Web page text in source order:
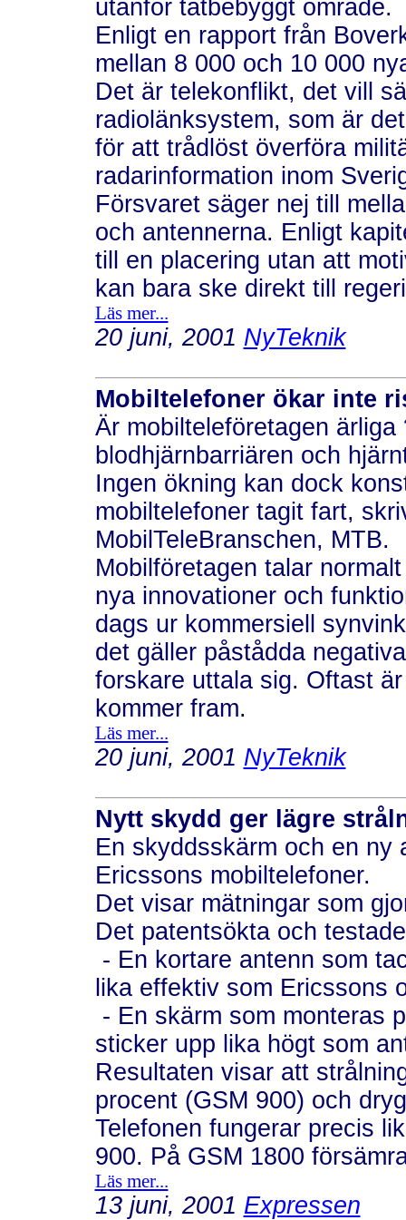
utanför tätbebyggt område.
Enligt en rapport från
mellan 8 000 och 10 000
Det är telekonflikt, det vill
radiolänksystem, som är
för att trådlöst överföra
radarinformation inom
Försvaret säger nej till
och antennerna. Enligt
till en placering utan att
kan bara ske direkt till
Läs mer...
20 juni, 2001 NyTeknik
Mobiltelefoner ökar inte
Är mobilteleföretagen
blodhjärnbarriären och
Ingen ökning kan dock
mobiltelefoner tagit fart,
MobilTeleBranschen, MTB.
Mobilföretagen talar
nya innovationer och
dags ur kommersiell
det gäller påstådda
forskare uttala sig. Oftast
kommer fram.
Läs mer...
20 juni, 2001 NyTeknik
Nytt skydd ger lägre
En skyddsskärm och en ny
Ericssons mobiltelefoner.
Det visar mätningar som
Det patentsökta och
- En kortare antenn som
lika effektiv som Ericssons
- En skärm som monteras
sticker upp lika högt som
Resultaten visar att
procent (GSM 900) och
Telefonen fungerar precis
900. På GSM 1800
Läs mer...
13 juni, 2001 Expressen